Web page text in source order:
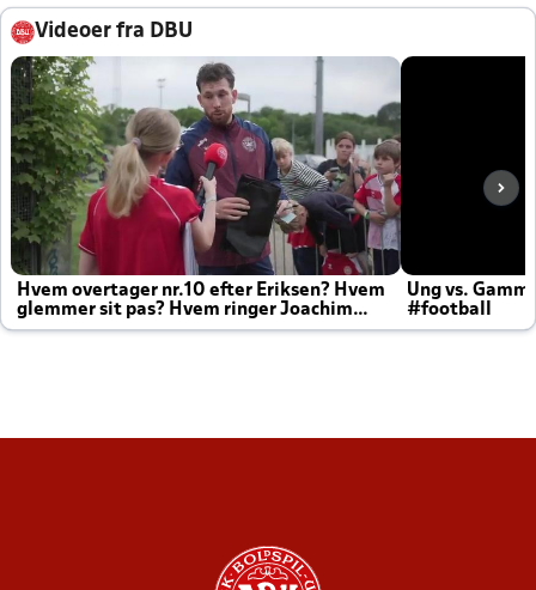
Videoer fra DBU
Hvem overtager nr.10 efter Eriksen? Hvem
glemmer sit pas? Hvem ringer Joachim
altid til efter kampe?
Ung vs.
#football